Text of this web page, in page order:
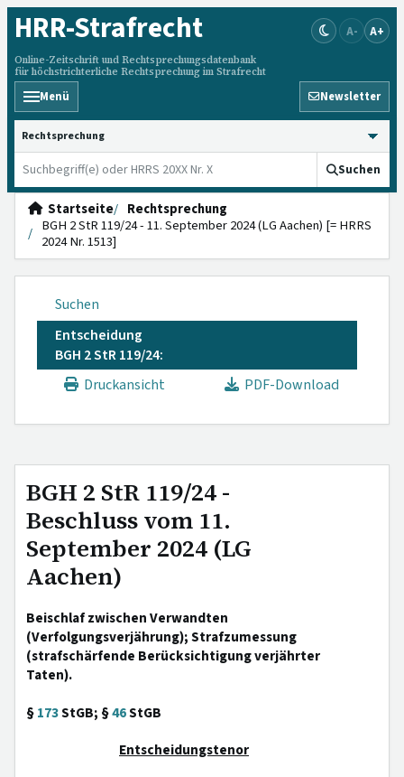
HRR-Strafrecht
Online-Zeitschrift und Rechtsprechungsdatenbank
für höchstrichterliche Rechtsprechung im Strafrecht
A- A+
Menü Newsletter
HRRS durchsuchen
Suchen
Startseite
Rechtsprechung
BGH 2 StR 119/24 - 11. September 2024 (LG Aachen) [= HRRS
2024 Nr. 1513]
Suchen
Entscheidung
BGH 2 StR 119/24:
Druckansicht
PDF-Download
BGH 2 StR 119/24 -
Beschluss vom 11.
September 2024 (LG
Aachen)
Beischlaf zwischen Verwandten
(Verfolgungsverjährung); Strafzumessung
(strafschärfende Berücksichtigung verjährter
Taten).
§173StGB; §46StGB
Entscheidungstenor